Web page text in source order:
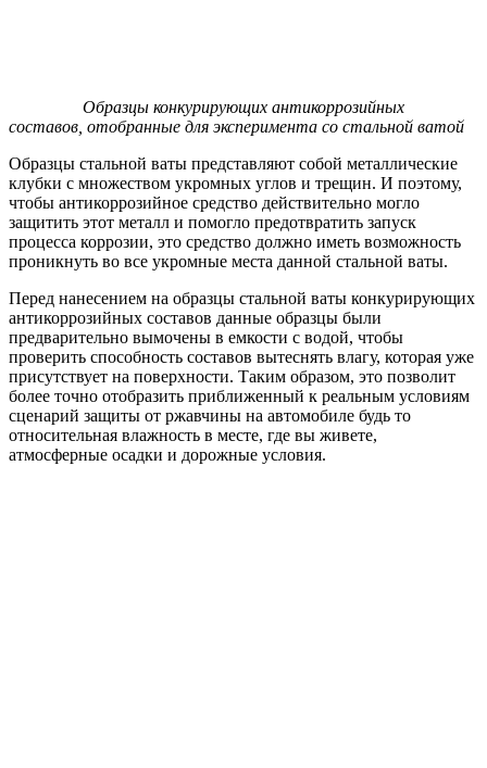
Образцы конкурирующих антикоррозийных
составов, отобранные для эксперимента со стальной ватой
Образцы стальной ваты представляют собой металлические
клубки с множеством укромных углов и трещин. И поэтому,
чтобы антикоррозийное средство действительно могло
защитить этот металл и помогло предотвратить запуск
процесса коррозии, это средство должно иметь возможность
проникнуть во все укромные места данной стальной ваты.
Перед нанесением на образцы стальной ваты конкурирующих
антикоррозийных составов данные образцы были
предварительно вымочены в емкости с водой, чтобы
проверить способность составов вытеснять влагу, которая уже
присутствует на поверхности. Таким образом, это позволит
более точно отобразить приближенный к реальным условиям
сценарий защиты от ржавчины на автомобиле будь то
относительная влажность в месте, где вы живете,
атмосферные осадки и дорожные условия.